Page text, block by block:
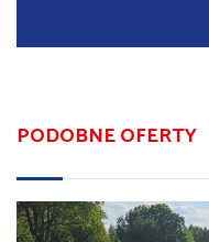
PODOBNE OFERTY